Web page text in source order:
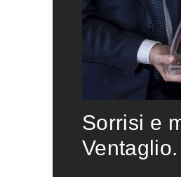
Sorrisi e